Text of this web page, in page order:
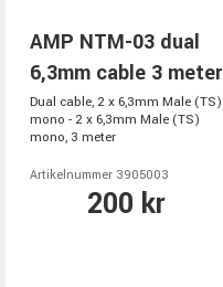
AMP NTM-03 dual
6,3mm cable 3 meter
Dual cable, 2 x 6,3mm Male (TS)
mono - 2 x 6,3mm Male (TS)
mono, 3 meter
Artikelnummer 3905003
200 kr